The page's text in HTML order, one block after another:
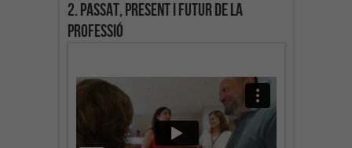
2. Passat, present i futur de la
professió